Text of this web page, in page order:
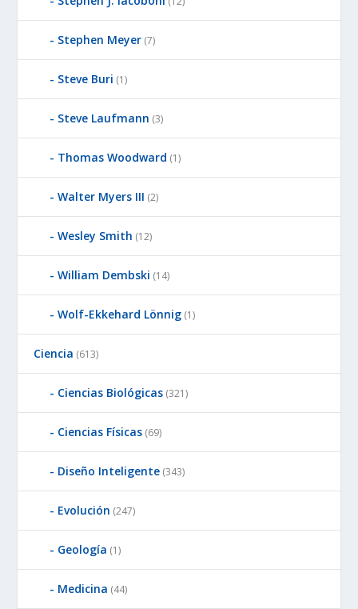
Stephen Meyer (7)
Steve Buri (1)
Steve Laufmann (3)
Thomas Woodward (1)
Walter Myers III (2)
Wesley Smith (12)
William Dembski (14)
Wolf-Ekkehard Lönnig (1)
Ciencia (613)
Ciencias Biológicas (321)
Ciencias Físicas (69)
Diseño Inteligente (343)
Evolución (247)
Geología (1)
Medicina (44)